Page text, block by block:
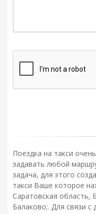
Поездка на такси
задавать любой
задача, для этого
такси Ваше которое
Саратовская область,
Балаково;. Для связи